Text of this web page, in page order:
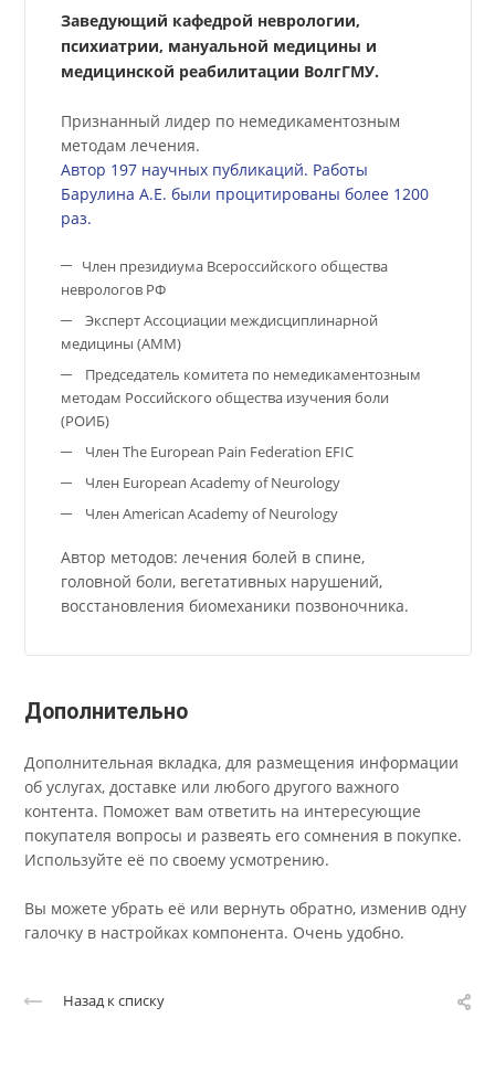
Барулин Александр Евгеньевич
Телефон
+7 (8442) 50-39-40
E-mail
barulin-clinic@mail.ru
Заведующий кафедрой неврологии,
психиатрии, мануальной медицины и
медицинской реабилитации ВолгГМУ.
Признанный лидер по немедикаментозным
методам лечения.
Автор 197 научных публикаций. Работы
Барулина А.Е. были процитированы более 1200
раз.
Член президиума Всероссийского общества
неврологов РФ
методам Российского общества изучения боли
Член The European Pain Federation EFIC
Член European Academy of Neurology
Член American Academy of Neurology
головной боли, вегетативных нарушений,
восстановления биомеханики позвоночника.